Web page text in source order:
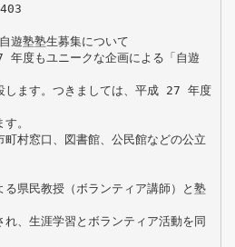
遊塾塾生募集について
年度もユニークな企画による「自遊
します。つきましては、平成 27 年度
。
村窓口、図書館、公民館などの公立
る県民教授（ボランティア講師）と塾
れ、生涯学習とボランティア活動を同